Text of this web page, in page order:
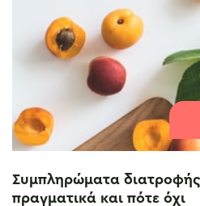
Συμπληρώματα
πραγματικά και πότε όχι